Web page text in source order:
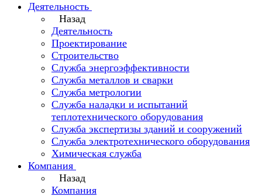
Деятельность
Назад
Деятельность
Проектирование
Строительство
Служба энергоэффективности
Служба металлов и сварки
Служба метрологии
Служба наладки и испытаний
теплотехнического оборудования
Служба экспертизы зданий и сооружений
Служба электротехнического оборудования
Химическая служба
Компания
Назад
Компания